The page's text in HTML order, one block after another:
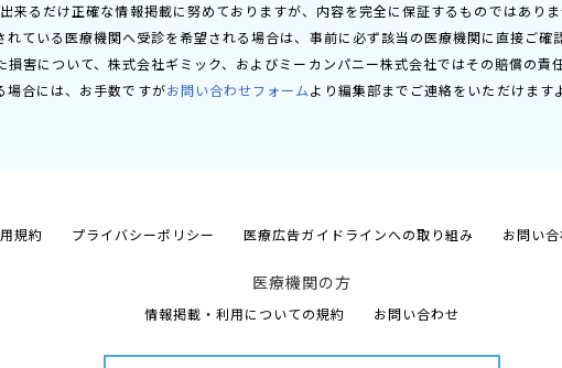
出来るだけ正確な情報掲載に努めておりますが、内容を完全に保証するものではありま
れている医療機関へ受診を希望される場合は、事前に必ず該当の医療機関に直接ご確
損害について、株式会社ギミック、およびミーカンパニー株式会社ではその賠償の責
場合には、お手数ですがお問い合わせフォームより編集部までご連絡をいただけます
規約 プライバシーポリシー 医療広告ガイドラインへの取り組み お問い
医療機関の方
情報掲載・利用についての規約 お問い合わせ